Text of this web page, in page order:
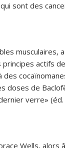
sont des
musculaires,
actifs
doses de
verre»
Wells, alors